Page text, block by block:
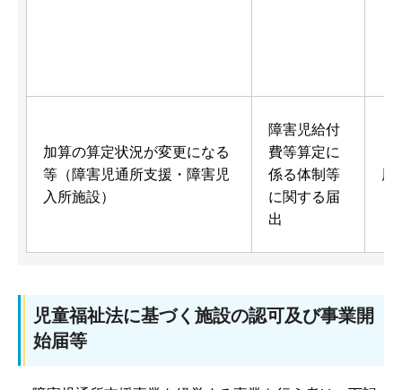
加算の算定状況が変更になる
等（障害児通所支援・障害児
入所施設）
障害児給付
費等算定に
係る体制等
に関する届
出
届
児童福祉法に基づく施設の認可及び事業開
始届等